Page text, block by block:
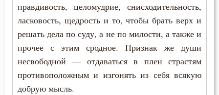
правдивость, целомудрие, снисходительность,
ласковость, щедрость и то, чтобы брать верх и
решать дела по суду, а не по милости, а также и
прочее с этим сродное. Признак же души
несвободной — отдаваться в плен страстям
противоположным и изгонять из себя всякую
добрую мысль.